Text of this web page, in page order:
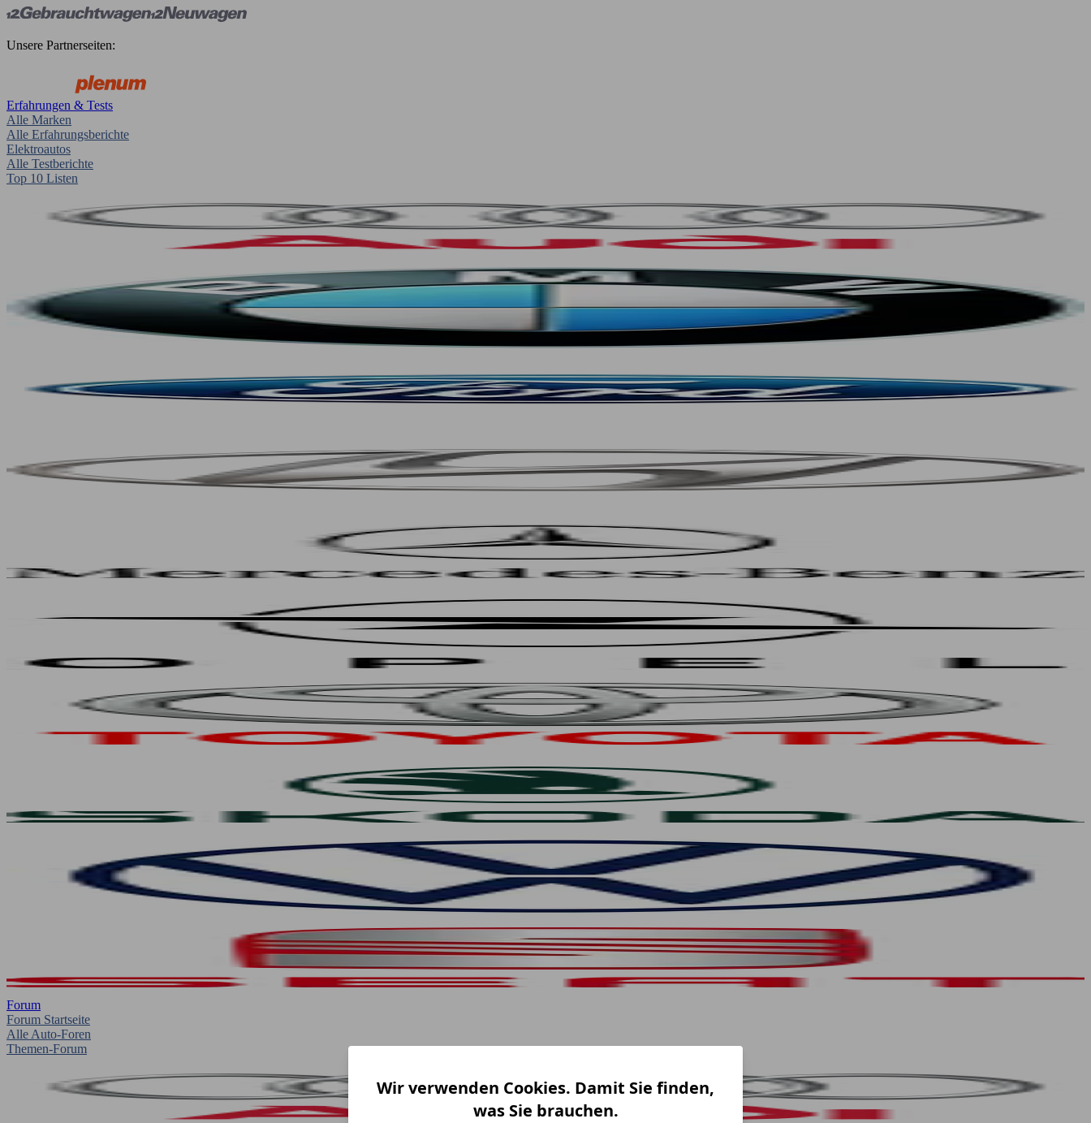
Unsere Partnerseiten:
Erfahrungen & Tests
Alle Marken
Alle Erfahrungsberichte
Elektroautos
Alle Testberichte
Top 10 Listen
Forum
Forum Startseite
Alle Auto-Foren
Themen-Forum
Wir verwenden Cookies. Damit Sie finden,
was Sie brauchen.